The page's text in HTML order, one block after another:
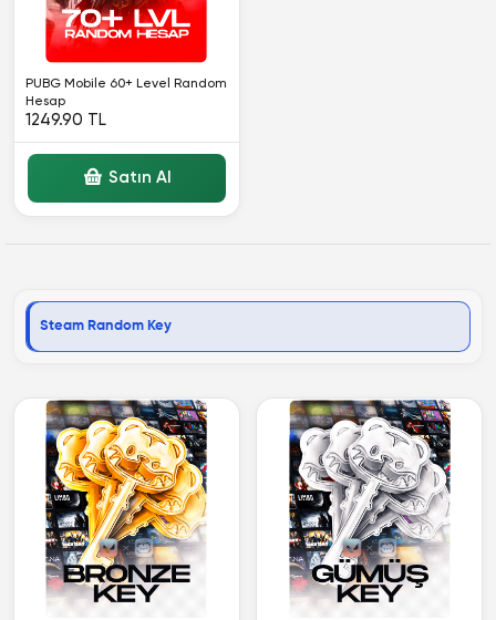
PUBG Mobile 60+ Level Random
Hesap
1249.90 TL
Satın Al
Steam Random Key